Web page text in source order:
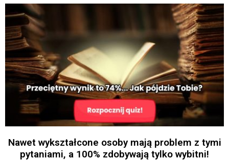
Nawet wykształcone osoby mają problem z tymi
pytaniami, a 100% zdobywają tylko wybitni!